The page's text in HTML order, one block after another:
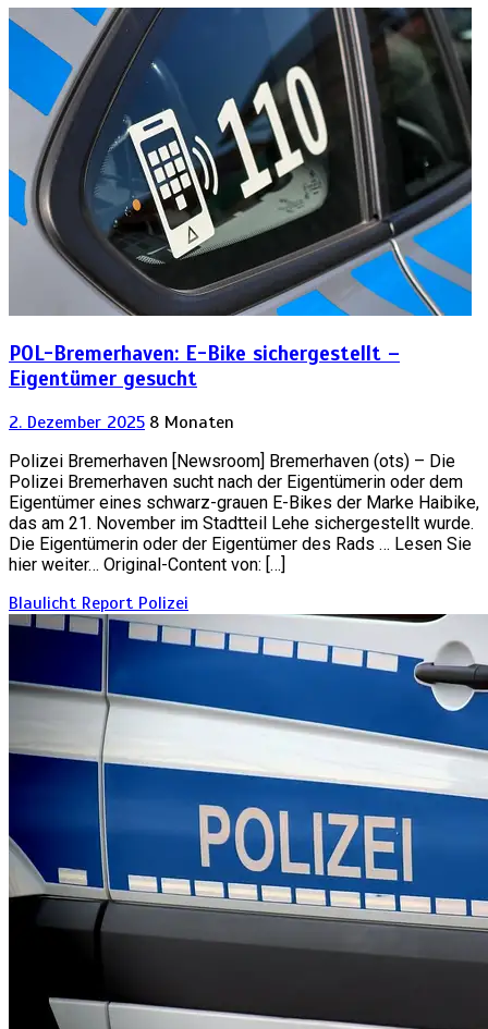
POL-Bremerhaven: E-Bike sichergestellt –
Eigentümer gesucht
2. Dezember 2025 8 Monaten
Polizei Bremerhaven [Newsroom] Bremerhaven (ots) – Die
Polizei Bremerhaven sucht nach der Eigentümerin oder dem
Eigentümer eines schwarz-grauen E-Bikes der Marke Haibike,
das am 21. November im Stadtteil Lehe sichergestellt wurde.
Die Eigentümerin oder der Eigentümer des Rads … Lesen Sie
hier weiter… Original-Content von: […]
Blaulicht Report Polizei